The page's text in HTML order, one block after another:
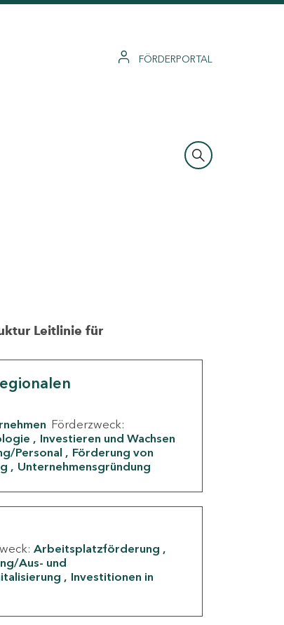
FÖRDERPORTAL
Leitlinie für
Förderzweck:
Investieren und Wachsen
Personal
Förderung von
Unternehmensgründung
Arbeitsplatzförderung
Aus- und
Investitionen in